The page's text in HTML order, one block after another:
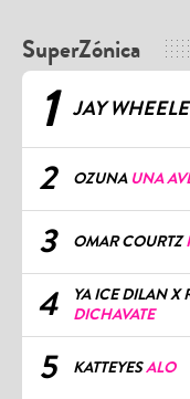
SuperZónica
1 JAY
2 OZUNA UNA
3 OMAR COURTZ
4
YA ICE DILAN X
DICHAVATE
5 KATTEYESALO